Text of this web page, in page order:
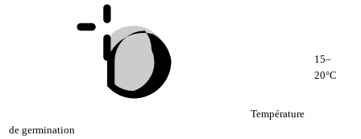
Température
de germination
15–
20°C